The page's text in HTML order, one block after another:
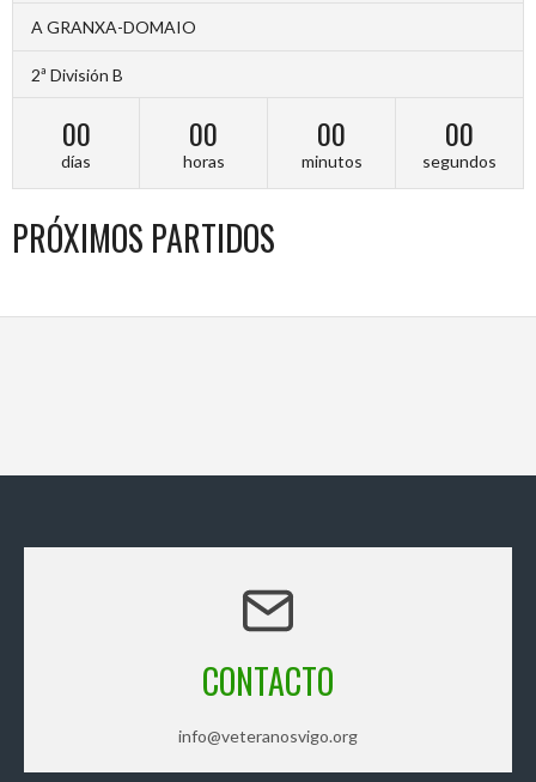
A GRANXA-DOMAIO
2ª División B
00
días
00
horas
00
minutos
00
segundos
PRÓXIMOS PARTIDOS
CONTACTO
info@veteranosvigo.org